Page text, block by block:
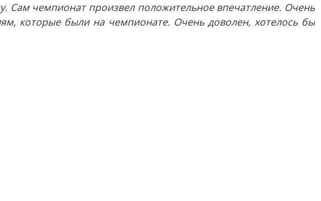
Сам чемпионат произвел положительное впечатление. Очень
которые были на чемпионате. Очень доволен, хотелось бы